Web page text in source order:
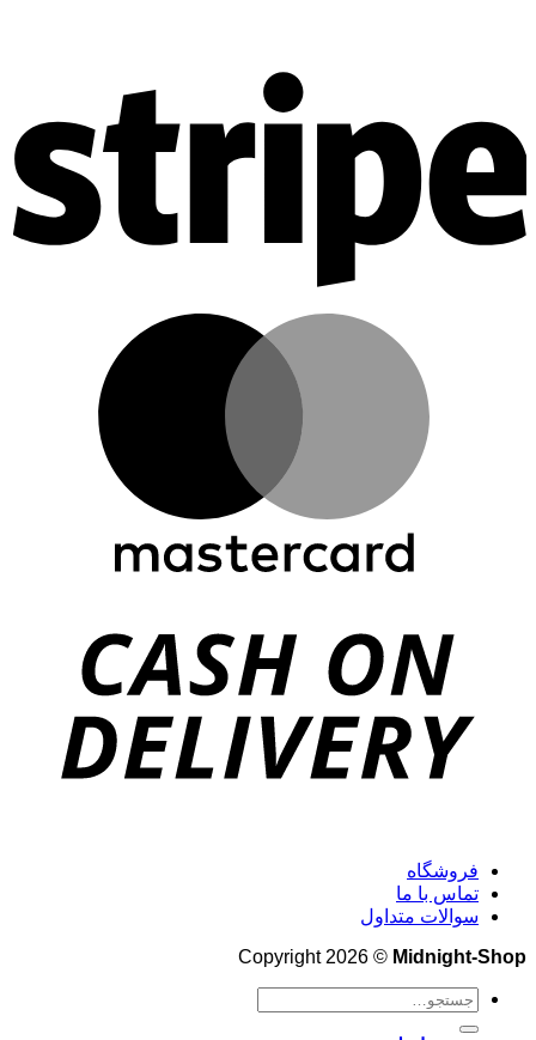
فروشگاه
تماس با ما
سوالات متداول
Copyright 2026 © Midnight-Shop
جستجو